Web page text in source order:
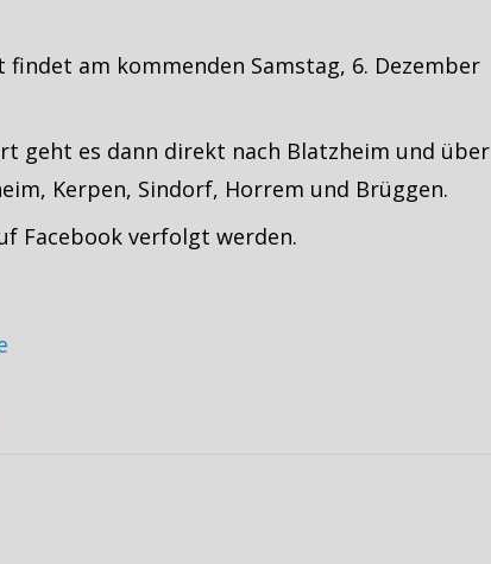
am kommenden Samstag, 6. Dezember
geht es dann direkt nach Blatzheim und über
Kerpen, Sindorf, Horrem und Brüggen.
Facebook verfolgt werden.